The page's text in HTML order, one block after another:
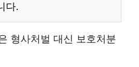
다.
형사처벌 대신 보호처분